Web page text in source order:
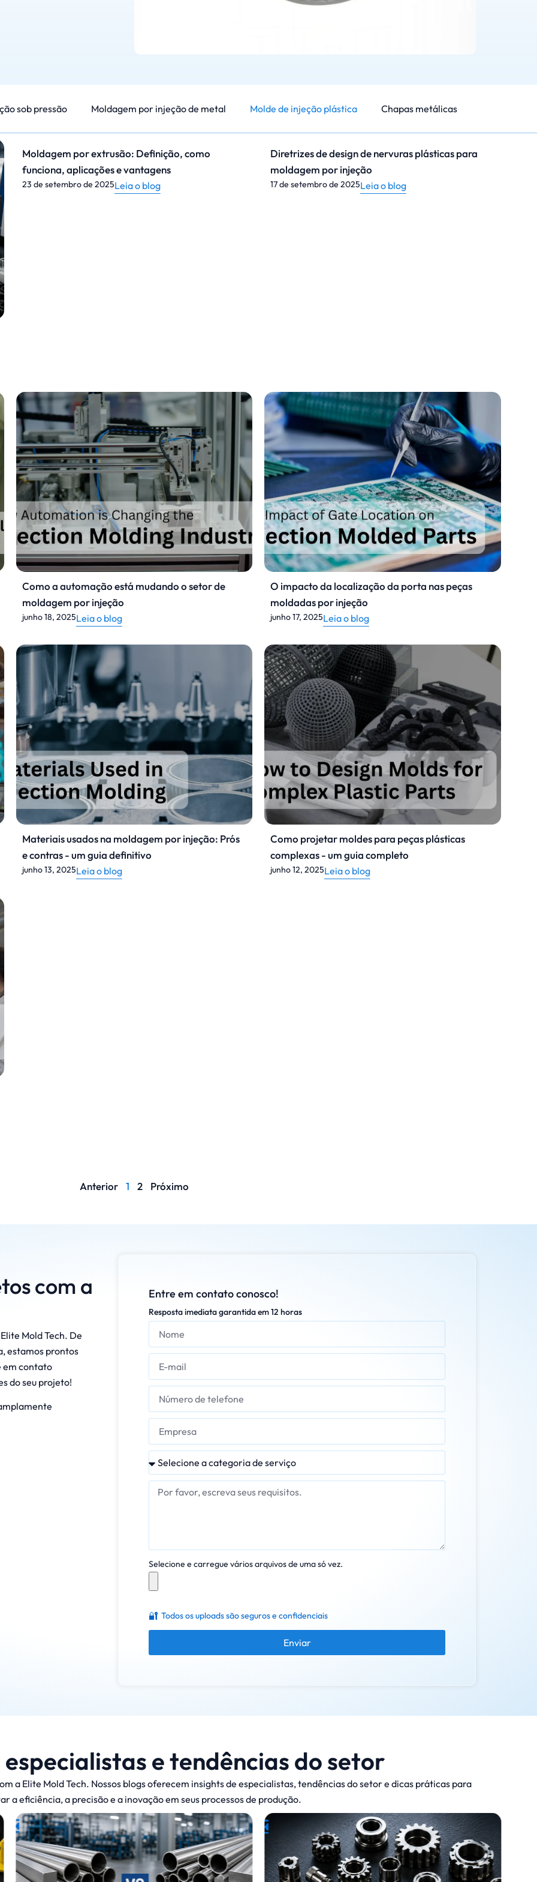
sob pressão Moldagem por injeção de metal Molde de injeção plástica Chapas metálicas
Moldagem por extrusão: Definição, como
funciona, aplicações e vantagens
23 de setembro de 2025Leia o blog
Diretrizes de design de nervuras plásticas para
moldagem por injeção
17 de setembro de 2025Leia o blog
Como a automação está mudando o setor de
moldagem por injeção
junho 18, 2025Leia o blog
O impacto da localização da porta nas peças
moldadas por injeção
junho 17, 2025Leia o blog
Materiais usados na moldagem por injeção: Prós
e contras - um guia definitivo
junho 13, 2025Leia o blog
Como projetar moldes para peças plásticas
complexas - um guia completo
junho 12, 2025Leia o blog
Anterior 1 2 Próximo
com a
Mold Tech. De
estamos prontos
em contato
do seu projeto!
Entre em contato conosco!
Resposta imediata garantida em 12 horas
Selecione e carregue vários arquivos de uma só vez.
🔐 Todos os uploads são seguros e confidenciais
Enviar
e tendências do setor
a Elite Mold Tech. Nossos blogs oferecem insights de especialistas, tendências do setor e dicas práticas para
a eficiência, a precisão e a inovação em seus processos de produção.